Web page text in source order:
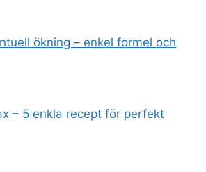
ökning – enkel formel och
– 5 enkla recept för perfekt